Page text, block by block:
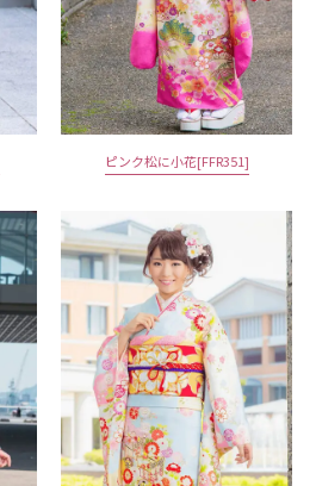
ピンク松に小花[FFR351]